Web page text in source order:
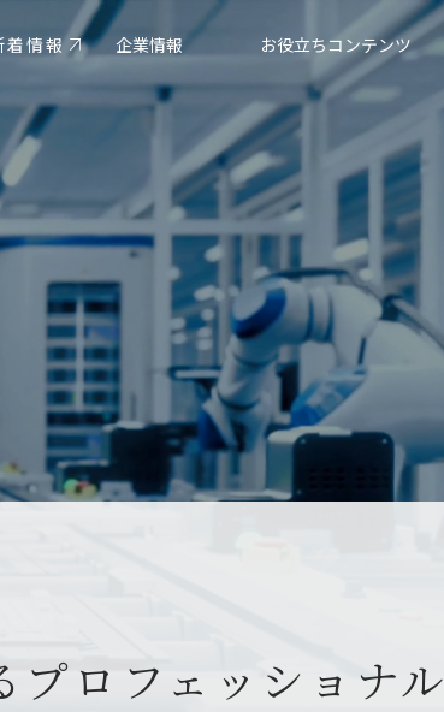
着情報 企業情報 お役立ちコンテンツ
プロフェッショナル